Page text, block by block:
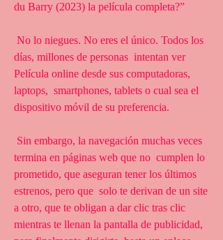
du Barry (2023) la película completa?”
días, millones de personas  intentan ver
Película online desde sus computadoras,
laptops,  smartphones, tablets o cual sea el
dispositivo móvil de su preferencia.
termina en páginas web que no  cumplen lo
prometido, que aseguran tener los últimos
estrenos, pero que  solo te derivan de un site
a otro, que te obligan a dar clic tras clic
mientras te llenan la pantalla de publicidad,